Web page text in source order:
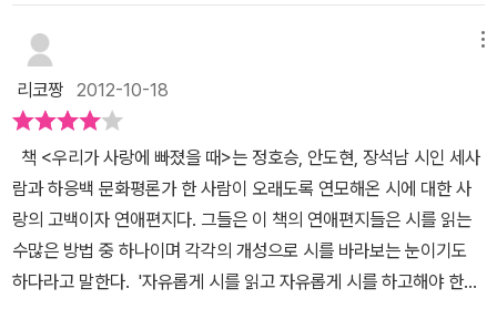
현종의 시를 소개하며 쓴 다음 인용글이 인상적이다. 좋은 시란 그러
럼 침묵을 향해 거슬러 올라가는 힘든 여정. 그것도 말이라는 지느러
미로 헤엄쳐 올라가야 하는 실로 운명적인 현장. 그것이 시 쓰기겠다!
그러니까 말 이전에 시가 있(었)다!는 말씀. 씌어지기 전에 이미 좋은
시였다는 말씀. - p137 마지막, 하응백 편 '우리가 사랑에 빠졌을
때' 에서는 깊은 밤 자신을 오열하게 했던 기형도의 그 불온문서 같은
시집에 대한 소개가 좋다. <빈집>과 <포도밭 묘지 . 1>을 소개하며
'그의 절망은 순수한 절망이며, 흉내 낼 수 없는, 흉내 내서는 안 되는
로 다가설 것이라 말하고 있다. 그 매개자가 시인이기에 시인은 버거
운 일상을 살아가는 우리 모두의 벗임을 알게 한다.
중 ‘정. 호. 승.’이라는 세 글자가 내 눈에 들어왔다. 좋아하는 작가이
기도 하지만 오랜만에 만나는 그가 말하는 사랑은 어떤 이야기가 담
겨 있을지 그리고 그 이야기 속에 빛을 발하는 시는 어떤 것들이 있을
지 무척이나 기대되었던 것도 사실이다. 오랜만에 책을 읽으면서 곱
씹으며 읽어 내려가긴 참으로 오랜만이라는 생각이 든다. 시 구절구
절 담겨 있는 깊은 뜻과 그 의미를 말해주고 있는 작가로부터 사랑이
라는 것을 이런 시선 혹은 저런 시선으로 보고 있고 어떻게 느끼고 있
는지를 요목조목 말해주고 있다. 책을 읽는 동안 메모장에 적어두며
금은 거의 사라져 버린 손편지를 쓸 때에는 꼭 사연과 함께 한 페이지
정도는 내가 좋아하는 시를 담아 보내곤 했다.그런 편지를 받았던 제
시집을 사서 선물로 건네 주던 학생들도 있었다.그 시집 중의 3권은
아직도 책장 속에서 먼지를 뽀얗게 뒤집어 쓰고 퇴색한 모습으로 얼
굴을 내밀고 있다.이번에 이사를 하면서 책들을 정리하는 과정에서
버릴까 말까 많은 고민을 했다. 쓰레기통까지 갔다가 차마 버릴 수가
없어서 다시 가지고 왔지만....그 시집 속에는 지금은 연락은 안되지
만, 그래도 그 학생의 이름을 기억하고 있고, 그 시집을 나에게 주던
그 수줍은 모습이 생생하게 기억되는 것이다. 그러니 차마 버릴 수 없
리코짱 2012-10-18
책 <우리가 사랑에 빠졌을 때>는 정호승, 안도현, 장석남 시인 세사
람과 하응백 문화평론가 한 사람이 오래도록 연모해온 시에 대한 사
랑의 고백이자 연애편지다. 그들은 이 책의 연애편지들은 시를 읽는
수많은 방법 중 하나이며 각각의 개성으로 시를 바라보는 눈이기도
하다라고 말한다. '자유롭게 시를 읽고 자유롭게 시를 하고해야 한다.